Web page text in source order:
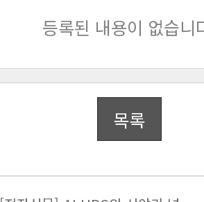
등록된 내용이 없습니
목록